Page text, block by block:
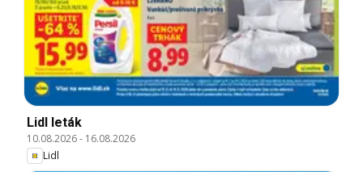
Lidl leták
10.08.2026- 16.08.2026
Lidl